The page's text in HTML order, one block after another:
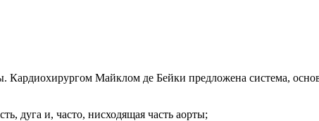
Кардиохирургом Майклом де Бейки предложена система,
дуга и, часто, нисходящая часть аорты;